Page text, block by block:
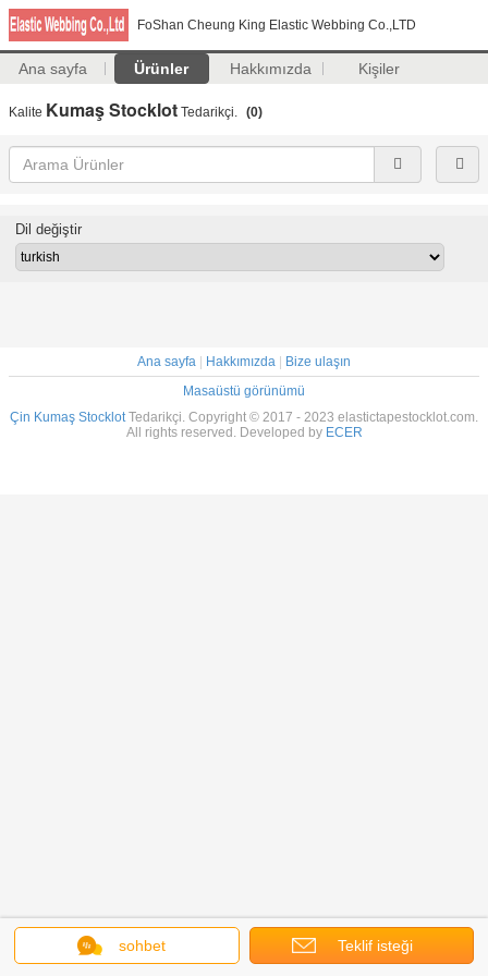
FoShan Cheung King Elastic Webbing Co.,LTD
Ana sayfa Ürünler Hakkımızda Kişiler
Kalite Kumaş Stocklot Tedarikçi. (0)
sohbet Teklif isteği
Dil değiştir
Ana sayfa Hakkımızda
Bize ulaşın
Masaüstü görünümü
Çin Kumaş StocklotTedarikçi. Copyright © 2017 - 2023 elastictapestocklot.com.
All rights reserved. Developed by ECER